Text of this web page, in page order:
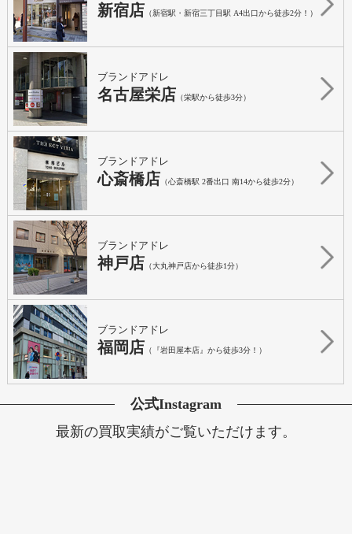
新宿店 （新宿駅・新宿三丁目駅 A4出口から徒歩2分！）
ブランドアドレ
名古屋栄店 （栄駅から徒歩3分）
ブランドアドレ
心斎橋店 （心斎橋駅 2番出口 南14から徒歩2分）
ブランドアドレ
神戸店 （大丸神戸店から徒歩1分）
ブランドアドレ
福岡店 （『岩田屋本店』から徒歩3分！）
公式Instagram
最新の買取実績がご覧いただけます。